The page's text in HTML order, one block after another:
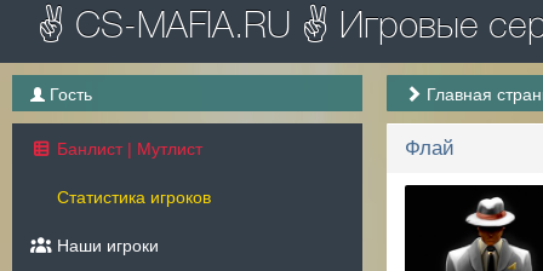
✌ CS-MAFIA.RU ✌ Игровые
Гость
Банлист | Мутлист
Статистика игроков
Наши игроки
Главная
Флай